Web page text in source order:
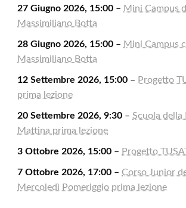
27 Giugno 2026, 15:00 – Mini Campus
Massimiliano Botta
28 Giugno 2026, 15:00 – Mini Campus
Massimiliano Botta
12 Settembre 2026, 15:00 – Progetto
prima lezione
20 Settembre 2026, 9:30 –Scuola della
Mattina prima lezione
3 Ottobre 2026, 15:00 – Progetto
7 Ottobre 2026, 17:00 – Corso Junior
Mercoledì Pomeriggio prima lezione